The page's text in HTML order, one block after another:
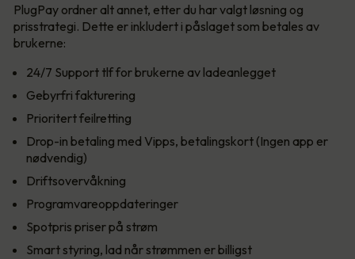
PlugPay ordner alt annet, etter du har valgt løsning og
prisstrategi. Dette er inkludert i påslaget som betales av
brukerne:
24/7 Support tlf for brukerne av ladeanlegget
Gebyrfri fakturering
Prioritert feilretting
Drop-in betaling med Vipps, betalingskort (Ingen app er
nødvendig)
Driftsovervåkning
Programvareoppdateringer
Spotpris priser på strøm
Smart styring, lad når strømmen er billigst